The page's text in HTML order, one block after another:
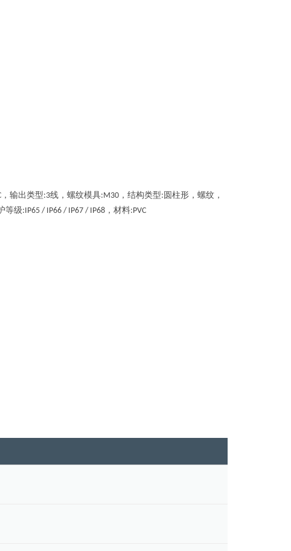
，输出类型:3线，螺纹模具:M30 ，结构类型: 圆柱形，螺纹，
等级:IP65 / IP66 / IP67 / IP68 ，材料:PVC